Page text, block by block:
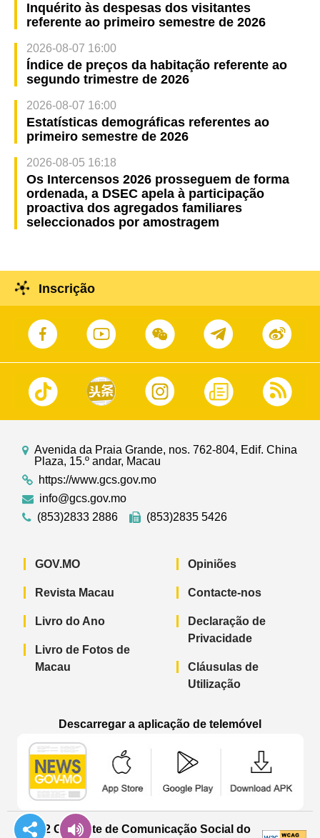
Inquérito às despesas dos visitantes
referente ao primeiro semestre de 2026
2026-08-07 16:00
Índice de preços da habitação referente ao
segundo trimestre de 2026
2026-08-07 16:00
Estatísticas demográficas referentes ao
primeiro semestre de 2026
2026-08-05 16:18
Os Intercensos 2026 prosseguem de forma
ordenada, a DSEC apela à participação
proactiva dos agregados familiares
seleccionados por amostragem
Inscrição
Avenida da Praia Grande, nos. 762-804, Edif. China
Plaza, 15.º andar, Macau
https://www.gcs.gov.mo
info@gcs.gov.mo
(853)2833 2886
(853)2835 5426
GOV.MO
Revista Macau
Livro do Ano
Livro de Fotos de
Macau
Opiniões
Contacte-nos
Declaração de
Privacidade
Cláusulas de
Utilização
Descarregar a aplicação de telemóvel
© 2022 Gabinete de Comunicação Social do